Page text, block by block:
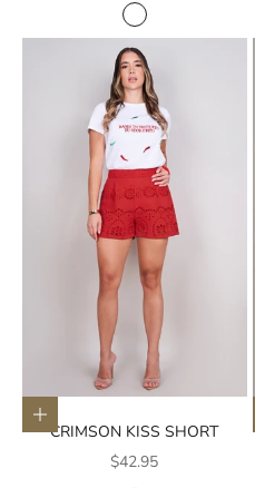
COLOR
BLANCO
Elige opciones
CRIMSON KISS SHORT
Precio de oferta
$42.95